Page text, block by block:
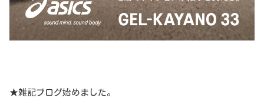
★雑記ブログ始めました。